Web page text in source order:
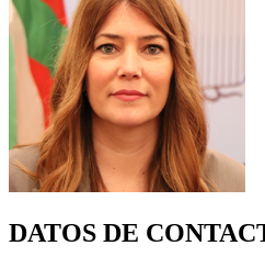
DATOS DE